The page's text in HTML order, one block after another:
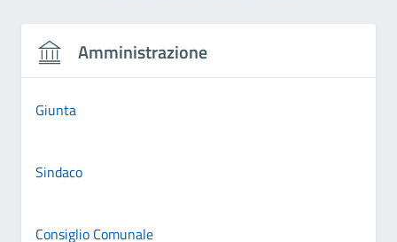
Amministrazione
Giunta
Sindaco
Consiglio Comunale